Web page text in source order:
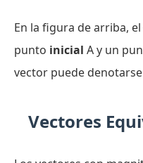
En la figura de arriba,
punto inicial A y un
vector puede
Vectores